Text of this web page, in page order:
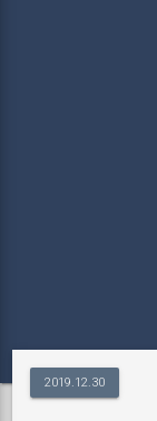
2019.12.30